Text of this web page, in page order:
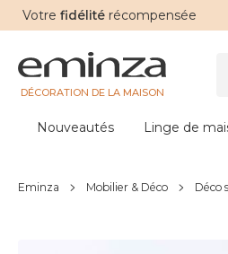
Votre fidélité récompensée
DÉCORATION DE LA MAISON
Nouveautés Linge de
Eminza Mobilier & Déco Déco